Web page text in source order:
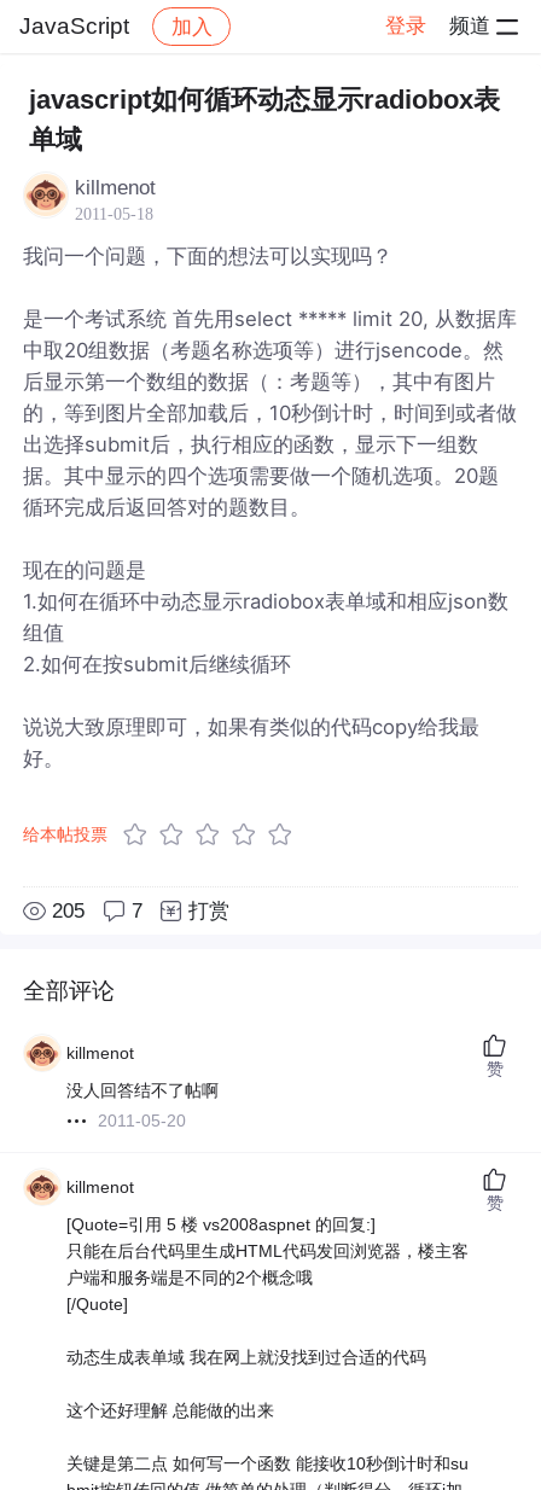
JavaScript 加入 登录 频道
社区 JavaScript 帖子详情
javascript如何循环动态显示radiobox表
单域
killmenot
2011-05-18
我问一个问题，下面的想法可以实现吗？
是一个考试系统 首先用select ***** limit 20, 从数据库
中取20组数据（考题名称选项等）进行jsencode。然
后显示第一个数组的数据（：考题等），其中有图片
的，等到图片全部加载后，10秒倒计时，时间到或者做
出选择submit后，执行相应的函数，显示下一组数
据。其中显示的四个选项需要做一个随机选项。20题
循环完成后返回答对的题数目。
现在的问题是
1.如何在循环中动态显示radiobox表单域和相应json数
组值
2.如何在按submit后继续循环
说说大致原理即可，如果有类似的代码copy给我最
好。
给本帖投票
205 7 打赏
全部评论
killmenot
没人回答结不了帖啊
2011-05-20
赞
killmenot
[Quote=引用 5 楼 vs2008aspnet 的回复:]
只能在后台代码里生成HTML代码发回浏览器，楼主客
户端和服务端是不同的2个概念哦
[/Quote]
动态生成表单域 我在网上就没找到过合适的代码
这个还好理解 总能做的出来
关键是第二点 如何写一个函数 能接收10秒倒计时和su
赞